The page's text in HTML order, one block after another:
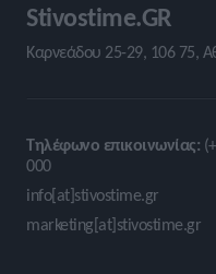
Stivostime.GR
Καρνεάδου 25-29, 106 75,
Τηλέφωνο επικοινωνίας:
000
info[at]stivostime.gr
marketing[at]stivostime.gr